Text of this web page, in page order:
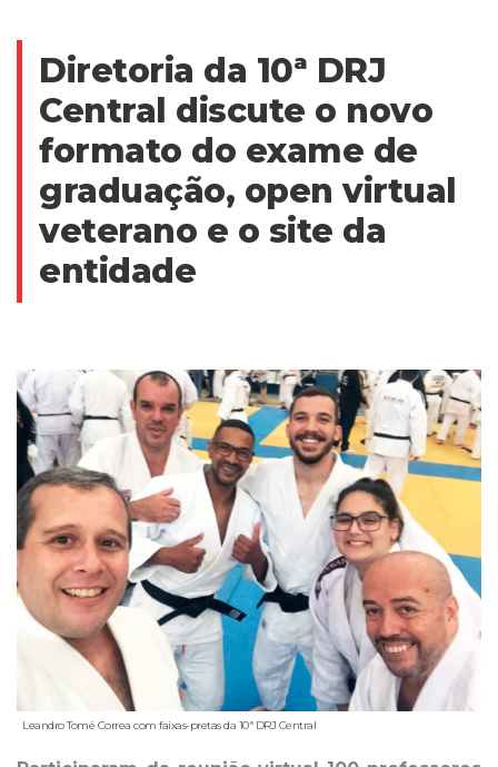
Diretoria da 10ª DRJ
Central discute o novo
formato do exame de
graduação, open virtual
veterano e o site da
entidade
Leandro Tomé Correa com faixas-pretas da 10ª DRJ Central